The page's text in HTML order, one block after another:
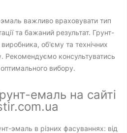
важливо враховувати тип
та бажаний результат. Грунт-
об'єму та технічних
Рекомендуємо консультуватись
вибору.
емаль на сайті
эмаль в різних фасуваннях: від